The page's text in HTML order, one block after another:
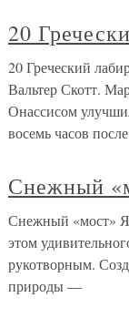
20
20 Греческий
Вальтер Скотт.
Онассисом
восемь часов
Снежный
Снежный «мост» Я
этом
рукотворным.
природы —